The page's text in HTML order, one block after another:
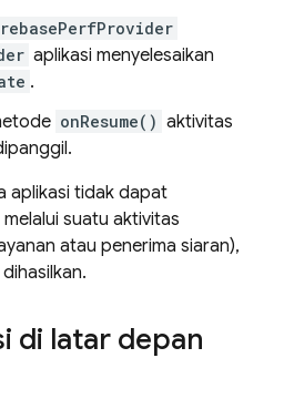
aplikasi menyelesaikan
.
onResume() aktivitas
aplikasi tidak dapat
suatu aktivitas
atau penerima siaran),
di latar depan